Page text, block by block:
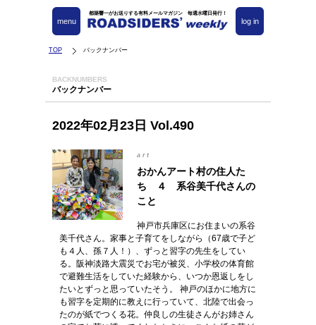
都築響一がお送りする有料メールマガジン 毎週水曜日発行！
log in
menu
TOP バックナンバー
BACKNUMBERS
バックナンバー
2022年02月23日 Vol.490
art
おかんアート村の住人た
ち ４ 系谷美千代さんの
こと
神戸市兵庫区にお住まいの系谷
美千代さん。家事と子育てをしながら（67歳で子ど
も４人、孫７人！）、ずっと習字の先生をしてい
る。阪神淡路大震災でお宅が被災、小学校の体育館
で避難生活をしていた経験から、いつか恩返しをし
たいとずっと思っていたそう。 神戸のほかに地方に
も習字を定期的に教えに行っていて、北陸で出会っ
たのが紙でつくる花。仲良しの生徒さんがお姉さん